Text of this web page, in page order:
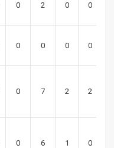
0 2 0 0
0 0 0 0
0 7 2 2
0 6 1 0